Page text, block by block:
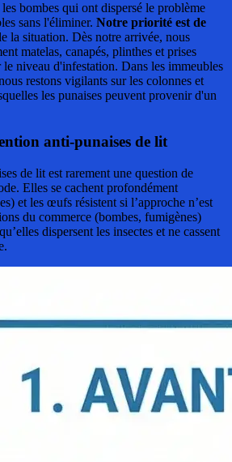
bombes qui ont dispersé le problème
sans l'éliminer. Notre priorité est de
la situation. Dès notre arrivée, nous
matelas, canapés, plinthes et prises
le niveau d'infestation. Dans les immeubles
restons vigilants sur les colonnes et
les punaises peuvent provenir d'un
anti-punaises de lit
de lit est rarement une question de
Elles se cachent profondément
et les œufs résistent si l’approche n’est
du commerce (bombes, fumigènes)
dispersent les insectes et ne cassent